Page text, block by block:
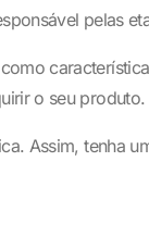
pelas
o seu produto.
Assim, tenha